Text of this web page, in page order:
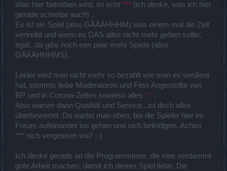
Was hier betrieben wird, ist echt *** (ich denke, was ich hier
gerade schreibe auch) .
Es ist ein Spiel (also GÄÄÄHHHM) was einem mal die Zeit
vertreibt und wenn es DAS alles nicht mehr geben sollte,
egal...da gibs noch een paar mehr Spiele (also
GÄÄÄHHHMS).
Leider wird man nicht mehr so bezahlt wie man es verdient
hat, stimmts liebe Moderatoren und Fest-Angestellte von
BP und in Corona-Zeiten sowieso alles ***.
Also warum dann Qualität und Service...ist doch alles
überbewertet. Da wartet man eben, bis die Spieler hier im
Forum aufeinander los gehen und sich beleidigen. Achso
*** nich vergessen wa? ;-) .
Ich denke gerade an die Programmierer, die eine verdammt
gute Arbeit machen, damit ich dieses Spiel liebe. Die